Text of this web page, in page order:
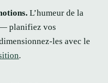
L’humeur de la
planifiez vos
les avec le
.